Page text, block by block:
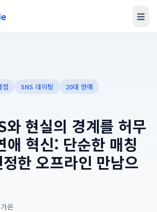
☰
점 SNS 데이팅
20대 연애
현실의 경계를 허무
애 혁신: 단순한 매칭
한 오프라인 만남으
온